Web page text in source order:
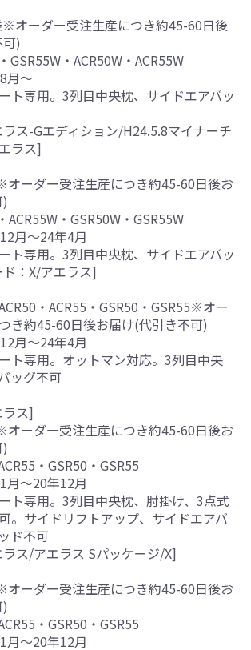
オーダー受注生産につき約45-60日後
)
GSR55W・ACR50W・ACR55W
月～
ト専用。3列目中央枕、サイドエアバッ
ス-Gエディション/H24.5.8マイナーチ
ラス]
ーダー受注生産につき約45-60日後お
ACR55W・GSR50W・GSR55W
月～24年4月
ト専用。3列目中央枕、サイドエアバッ
：X/アエラス]
・ACR55・GSR50・GSR55※オー
き約45-60日後お届け(代引き不可)
月～24年4月
ト専用。オットマン対応。3列目中央
ッグ不可
ス]
ーダー受注生産につき約45-60日後お
・GSR50・GSR55
月～20年12月
ト専用。3列目中央枕、肘掛け、3点式
。サイドリフトアップ、サイドエアバ
ド不可
ス/アエラス Sパッケージ/X]
ーダー受注生産につき約45-60日後お
・GSR50・GSR55
月～20年12月